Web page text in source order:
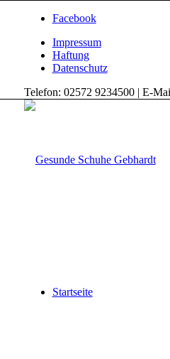
Facebook
Impressum
Haftung
Datenschutz
Telefon: 02572 9234500 | E-
Startseite